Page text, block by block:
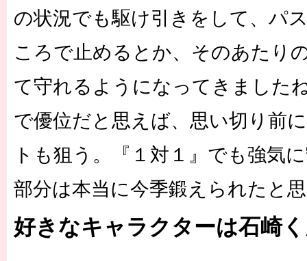
の状況でも駆け引きをして、パ
ころで止めるとか、そのあたり
て守れるようになってきました
で優位だと思えば、思い切り前
トも狙う。『１対１』でも強気
部分は本当に今季鍛えられたと
好きなキャラクターは石崎